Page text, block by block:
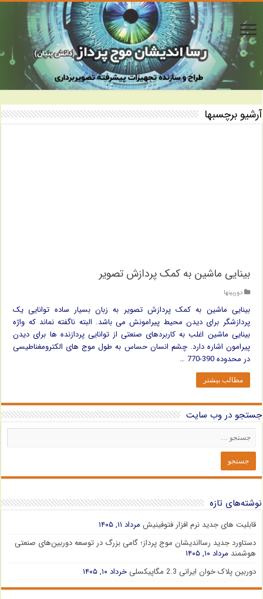
آرشیو برچسبها
بینایی ماشین به کمک پردازش تصویر
دوربینها
بینایی ماشین به کمک پردازش تصویر به زبان بسیار ساده توانایی یک
پردازشگر برای دیدن محیط پیرامونش می باشد. البته ناگفته نماند که واژه
بینایی ماشین اغلب به کاربردهای صنعتی از توانایی پردازنده ها برای دیدن
پیرامون اشاره دارد. چشم انسان حساس به طول موج های الکترومغناطیسی
در محدوده 390-770 …
مطالب بیشتر
جستجو در وب سایت
نوشته‌های تازه
قابلیت های جدید نرم افزار فتوفینیش مرداد ۱۱, ۱۴۰۵
دستاورد جدید رسااندیشان موج پرداز؛ گامی بزرگ در توسعه دوربین‌های صنعتی
هوشمند مرداد ۱۰, ۱۴۰۵
دوربین پلاک خوان ایرانی 2.3 مگاپیکسلی
خرداد ۱۰, ۱۴۰۵